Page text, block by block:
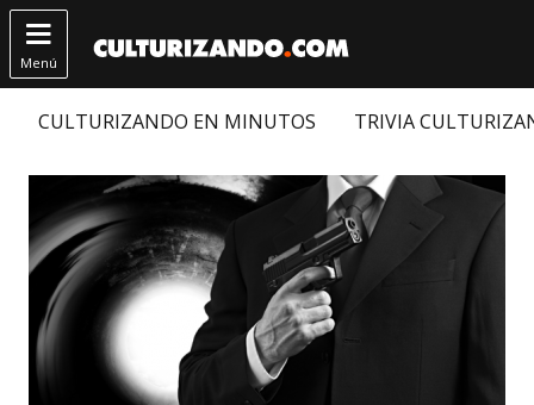

Menú
CULTURIZANDO EN MINUTOS TRIVIA